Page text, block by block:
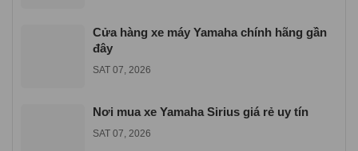
Cửa hàng xe máy Yamaha chính hãng gần
đây
SAT 07, 2026
Nơi mua xe Yamaha Sirius giá rẻ uy tín
SAT 07, 2026